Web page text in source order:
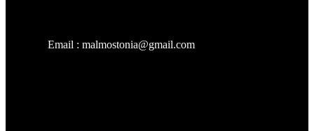
Email : malmostonia@gmail.com